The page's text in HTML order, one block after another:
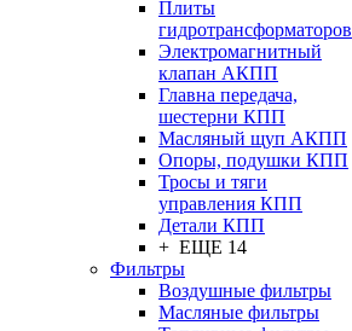
Плиты
гидротрансформаторов
Электромагнитный
клапан АКПП
Главна передача,
шестерни КПП
Масляный щуп АКПП
Опоры, подушки КПП
Тросы и тяги
управления КПП
Детали КПП
+ ЕЩЕ 14
Фильтры
Воздушные фильтры
Масляные фильтры